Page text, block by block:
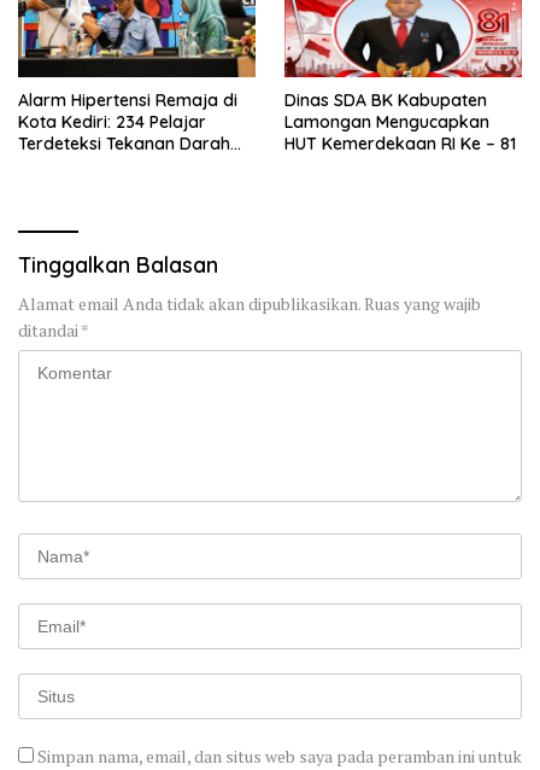
Alarm Hipertensi Remaja di
Kota Kediri: 234 Pelajar
Terdeteksi Tekanan Darah
Dinas SDA BK Kabupaten
Lamongan Mengucapkan
HUT Kemerdekaan RI Ke – 81
Tinggalkan Balasan
Alamat email Anda tidak akan dipublikasikan.Ruas yang wajib
ditandai*
Simpan nama, email, dan situs web saya pada peramban ini untuk